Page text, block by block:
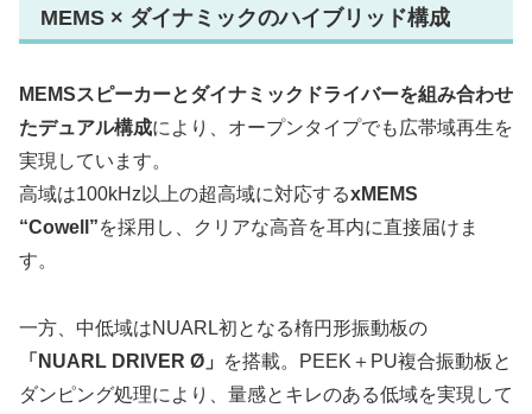
MEMS × ダイナミックのハイブリッド構成
MEMSスピーカーとダイナミックドライバーを組み合わせ
たデュアル構成により、オープンタイプでも広帯域再生を
実現しています。
高域は100kHz以上の超高域に対応するxMEMS
“Cowell”を採用し、クリアな高音を耳内に直接届けま
す。
一方、中低域はNUARL初となる楕円形振動板の
「NUARL DRIVER Ø」
を搭載。PEEK＋PU複合振動板と
ダンピング処理により、量感とキレのある低域を実現して